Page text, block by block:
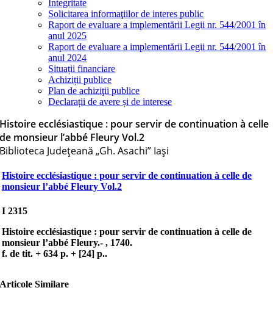
Integritate
Solicitarea informaţiilor de interes public
Raport de evaluare a implementării Legii nr. 544/2001 în
anul 2025
Raport de evaluare a implementării Legii nr. 544/2001 în
anul 2024
Situații financiare
Achiziții publice
Plan de achiziţii publice
Declarații de avere și de interese
Histoire ecclésiastique : pour servir de continuation à celle
de monsieur l’abbé Fleury Vol.2
Biblioteca Judeţeană „Gh. Asachi” Iaşi
Histoire ecclésiastique : pour servir de continuation à celle de
monsieur l’abbé Fleury Vol.2
I 2315
Histoire ecclésiastique : pour servir de continuation à celle de
monsieur l’abbé Fleury.- , 1740.
f. de tit. + 634 p. + [24] p..
Articole Similare